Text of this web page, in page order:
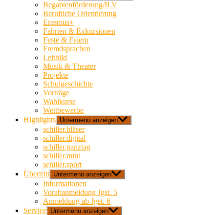
Begabtenförderung/ILV
Berufliche Orientierung
Erasmus+
Fahrten & Exkursionen
Feste & Feiern
Fremdsprachen
Leitbild
Musik & Theater
Projekte
Schulgeschichte
Vorträge
Wahlkurse
Wettbewerbe
Highlights Untermenü anzeigen
schiller.bläser
schiller.digital
schiller.ganztag
schiller.mint
schiller.sport
Übertritt Untermenü anzeigen
Informationen
Vorabanmeldung Jgst. 5
Anmeldung ab Jgst. 6
Service Untermenü anzeigen